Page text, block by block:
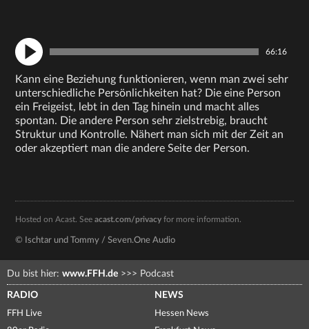
66:16
Kann eine Beziehung funktionieren, wenn man zwei sehr
unterschiedliche Persönlichkeiten hat? Die eine Person
ein Freigeist, lebt in den Tag hinein und macht alles
spontan. Die andere Person sehr zielstrebig, braucht
Struktur und Kontrolle. Nähert man sich mit der Zeit an
oder akzeptiert man die andere Seite der Person.
Hosted on Acast. Seeacast.com/privacy for more information.
© Ischtar und Tommy / Seven.One Audio
Du bist hier: www.FFH.de >>> Podcast
RADIO
FFH Live
NEWS
Hessen News